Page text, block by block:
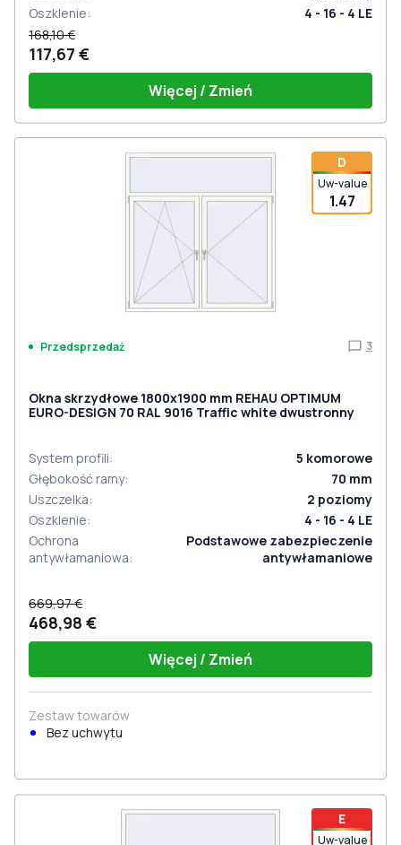
Oszklenie:
4 - 16 - 4 LE
168,10 €
117,67 €
Więcej / Zmień
D
Uw-value
1.47
Przedsprzedaż 3
Okna skrzydłowe 1800x1900 mm REHAU OPTIMUM
EURO-DESIGN 70 RAL 9016 Traffic white dwustronny
System profili: 5 komorowe
Głębokość ramy: 70 mm
Uszczelka: 2 poziomy
Oszklenie:
4 - 16 - 4 LE
Ochrona
antywłamaniowa:
Podstawowe zabezpieczenie
antywłamaniowe
669,97 €
468,98 €
Więcej / Zmień
Zestaw towarów
Bez uchwytu
E
Uw-value